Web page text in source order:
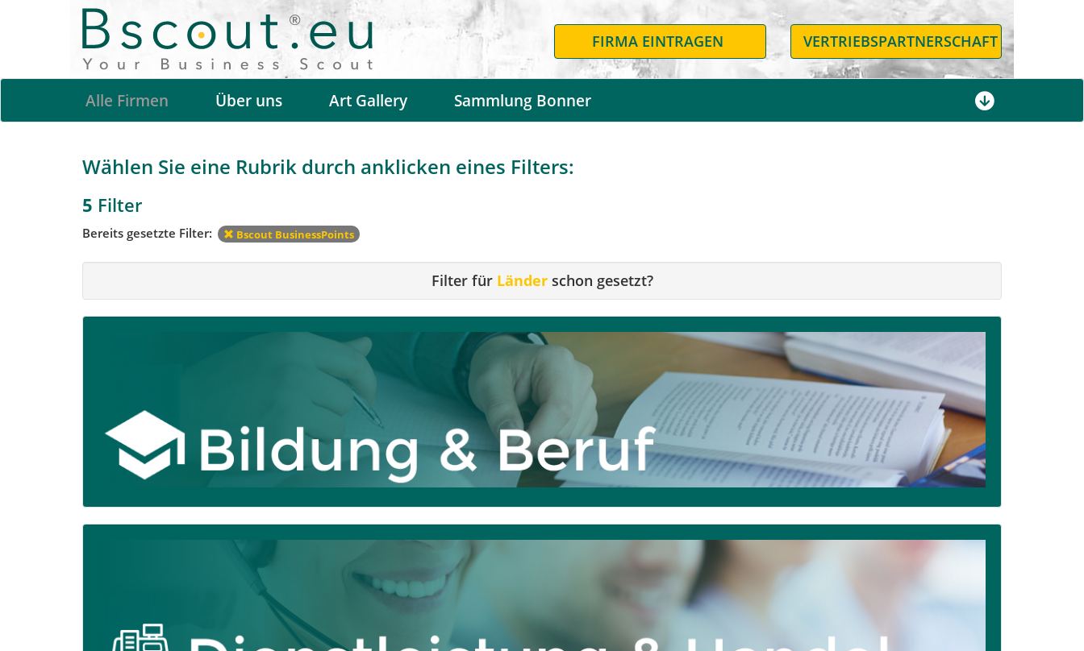
FIRMA EINTRAGEN VERTRIEBSPARTNERSCHAFT
Alle Firmen Über uns Art Gallery Sammlung Bonner
Wählen Sie eine Rubrik durch anklicken eines Filters:
5 Filter
Bereits gesetzte Filter: Bscout BusinessPoints
Filter für Länderschon gesetzt?